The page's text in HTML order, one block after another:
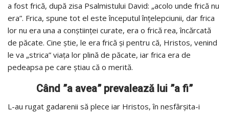
a fost frică, după zisa Psalmistului David: „acolo unde frică nu
era”. Frica, spune tot el este începutul înţelepciunii, dar frica
lor nu era una a conştiinţei curate, era o frică rea, încărcată
de păcate. Cine ştie, le era frică şi pentru că, Hristos, venind
le va „strica” viaţa lor plină de păcate, iar frica era de
pedeapsa pe care ştiau că o merită.
Când ”a avea” prevalează lui ”a fi”
L-au rugat gadarenii să plece iar Hristos, în nesfârşita-i